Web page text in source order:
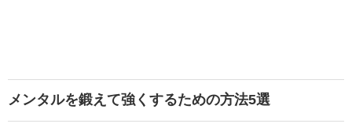
メンタルを鍛えて強くするための方法5選